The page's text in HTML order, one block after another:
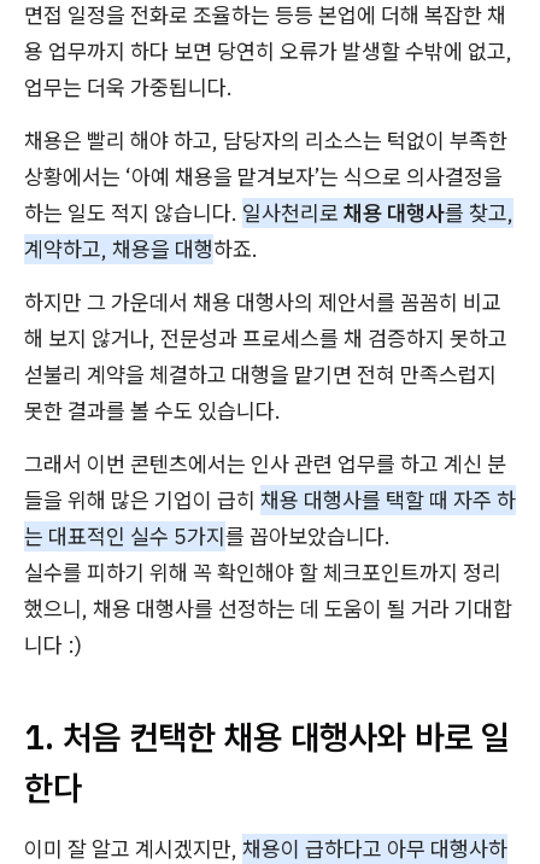
면접 일정을 전화로 조율하는 등등 본업에 더해 복잡한 채
용 업무까지 하다 보면 당연히 오류가 발생할 수밖에 없고,
업무는 더욱 가중됩니다.
채용은 빨리 해야 하고, 담당자의 리소스는 턱없이 부족한
상황에서는 ‘아예 채용을 맡겨보자’는 식으로 의사결정을
하는 일도 적지 않습니다. 일사천리로 채용 대행사를 찾고,
계약하고, 채용을 대행하죠.
하지만 그 가운데서 채용 대행사의 제안서를 꼼꼼히 비교
해 보지 않거나, 전문성과 프로세스를 채 검증하지 못하고
섣불리 계약을 체결하고 대행을 맡기면 전혀 만족스럽지
못한 결과를 볼 수도 있습니다.
그래서 이번 콘텐츠에서는 인사 관련 업무를 하고 계신 분
들을 위해 많은 기업이 급히 채용 대행사를 택할 때 자주 하
는 대표적인 실수 5가지를 꼽아보았습니다.
실수를 피하기 위해 꼭 확인해야 할 체크포인트까지 정리
했으니, 채용 대행사를 선정하는 데 도움이 될 거라 기대합
니다 :)
1. 처음 컨택한 채용 대행사와 바로 일
한다
이미 잘 알고 계시겠지만, 채용이 급하다고 아무 대행사하